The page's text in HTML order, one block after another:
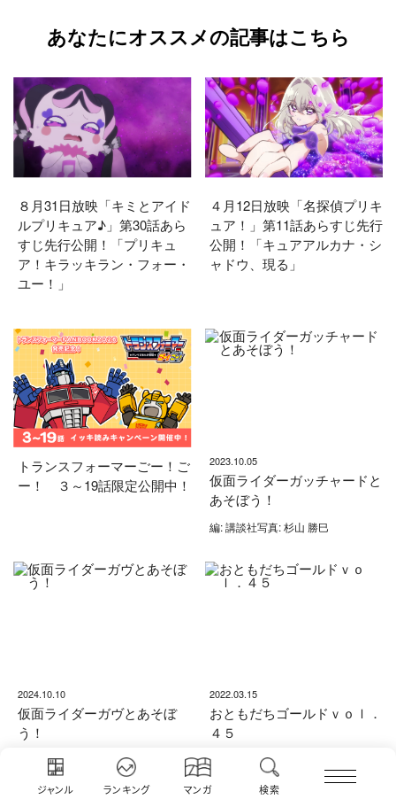
ジャンル ランキング マンガ 検索
あなたにオススメの記事はこちら
８月31日放映「キミとアイド
ルプリキュア♪」第30話あら
すじ先行公開！「プリキュ
ア！キラッキラン・フォー・
ユー！」
４月12日放映「名探偵プリキ
ュア！」第11話あらすじ先行
公開！「キュアアルカナ・シ
ャドウ、現る」
トランスフォーマーごー！ご
ー！ ３～19話限定公開中！
2023.10.05
仮面ライダーガッチャードと
あそぼう！
編: 講談社写真: 杉山 勝巳
2024.10.10
仮面ライダーガヴとあそぼ
う！
編: 講談社写真: 杉山 勝巳
2022.03.15
おともだちゴールドｖｏｌ．
４５
著: 講談社